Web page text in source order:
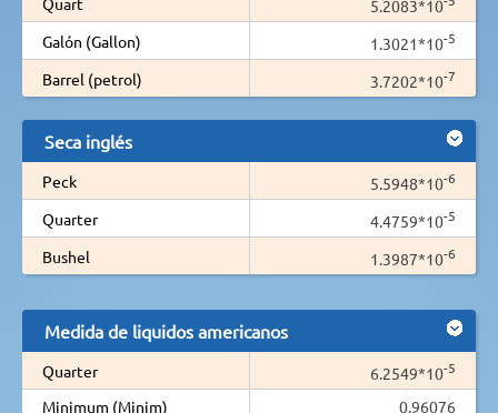
5.2083*10
Galón (Gallon) 1.3021*10-5
Barrel (petrol) 3.7202*10-7
Seca inglés
Peck 5.5948*10-6
Quarter 4.4759*10-5
Bushel 1.3987*10-6
Medida de liquidos americanos
Quarter 6.2549*10-5
Minimum (Minim) 0.96076